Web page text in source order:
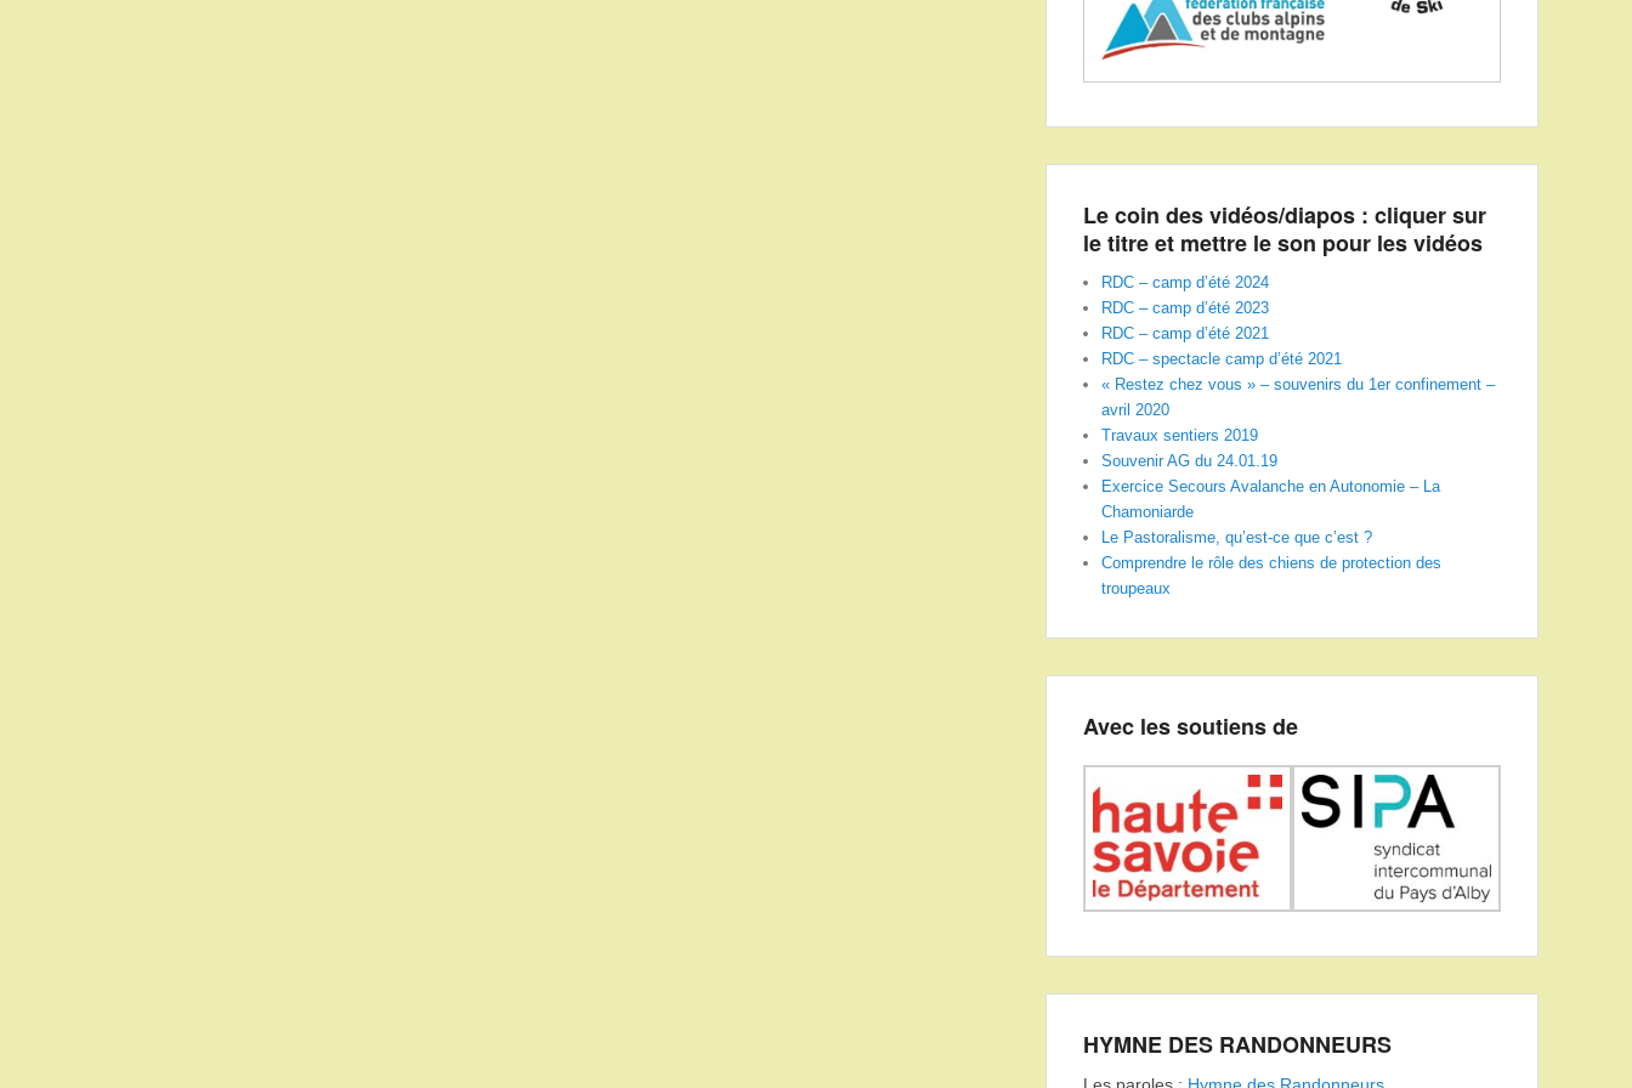
Le coin des vidéos/diapos : cliquer sur
le titre et mettre le son pour les vidéos
RDC – camp d’été 2024
RDC – camp d’été 2023
RDC – camp d’été 2021
RDC – spectacle camp d’été 2021
« Restez chez vous » – souvenirs du 1er confinement –
avril 2020
Travaux sentiers 2019
Souvenir AG du 24.01.19
Exercice Secours Avalanche en Autonomie – La
Chamoniarde
Le Pastoralisme, qu’est-ce que c’est ?
Comprendre le rôle des chiens de protection des
troupeaux
Avec les soutiens de
HYMNE DES RANDONNEURS